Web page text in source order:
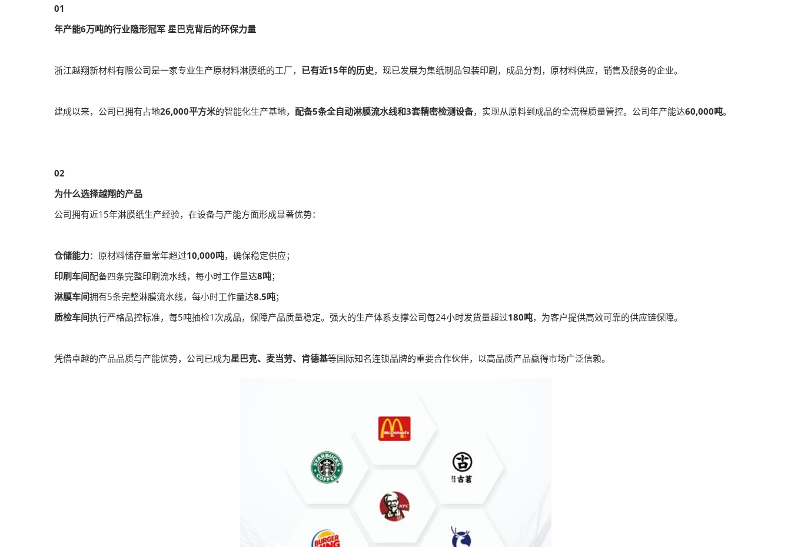
01
年产能6万吨的行业隐形冠军 星巴克背后的环保力量
浙江越翔新材料有限公司是一家专业生产原材料淋膜纸的工厂， 已有近15年的历史，现已发展为集纸制品包装印刷，成品分割，原材料供应，销售及服务的企业。
建成以来，公司已拥有占地26,000平方米的智能化生产基地， 配备5条全自动淋膜流水线和3套精密检测设备，实现从原料到成品的全流程质量管控。公司年产能达60,000吨。
02
为什么选择越翔的产品
公司拥有近15年淋膜纸生产经验，在设备与产能方面形成显著优势：
仓储能力：原材料储存量常年超过10,000吨，确保稳定供应；
印刷车间配备四条完整印刷流水线，每小时工作量达8吨；
淋膜车间拥有5条完整淋膜流水线，每小时工作量达8.5吨；
质检车间执行严格品控标准，每5吨抽检1次成品，保障产品质量稳定。强大的生产体系支撑公司每24小时发货量超过180吨，为客户提供高效可靠的供应链保障。
凭借卓越的产品品质与产能优势，公司已成为星巴克、麦当劳、肯德基等国际知名连锁品牌的重要合作伙伴，以高品质产品赢得市场广泛信赖。